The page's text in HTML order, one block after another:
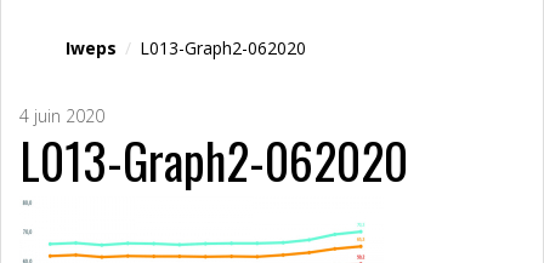
Iweps / L013-Graph2-062020
4 juin 2020
L013-Graph2-062020